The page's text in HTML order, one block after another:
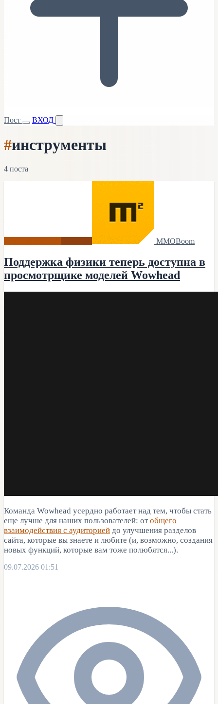
Пост ВХОД
#инструменты
4 поста
MMOBoom
Поддержка физики теперь доступна в
просмотрщике моделей Wowhead
Команда Wowhead усердно работает над тем, чтобы стать
еще лучше для наших пользователей: отобщего
взаимодействия с аудиторией до улучшения разделов
сайта, которые вы знаете и любите (и, возможно, создания
новых функций, которые вам тоже полюбятся...).
09.07.2026 01:51